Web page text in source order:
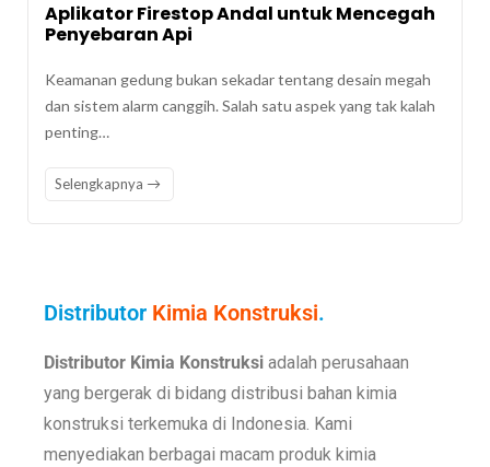
Aplikator Firestop Andal untuk Mencegah
Penyebaran Api
Keamanan gedung bukan sekadar tentang desain megah
dan sistem alarm canggih. Salah satu aspek yang tak kalah
penting…
Selengkapnya
Distributor Kimia Konstruksi.
Distributor Kimia Konstruksi adalah perusahaan
yang bergerak di bidang distribusi bahan kimia
konstruksi terkemuka di Indonesia. Kami
menyediakan berbagai macam produk kimia